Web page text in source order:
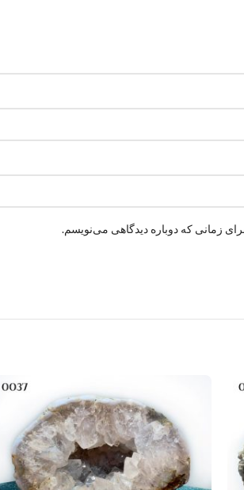
زمانی که دوباره دیدگاهی می‌نویسم.